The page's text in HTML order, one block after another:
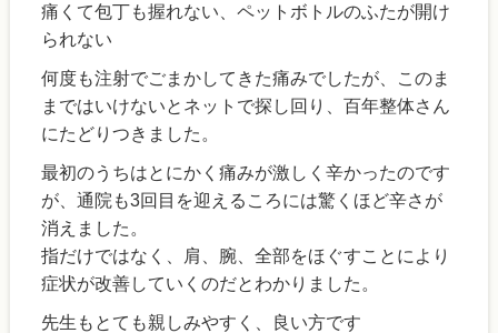
痛くて包丁も握れない、ペットボトルのふたが開け
られない
何度も注射でごまかしてきた痛みでしたが、このま
まではいけないとネットで探し回り、百年整体さん
にたどりつきました。
最初のうちはとにかく痛みが激しく辛かったのです
が、通院も3回目を迎えるころには驚くほど辛さが
消えました。
指だけではなく、肩、腕、全部をほぐすことにより
症状が改善していくのだとわかりました。
先生もとても親しみやすく、良い方です